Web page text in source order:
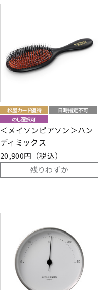
＜メイソンピアソン＞ハン
ディミックス
20,900円（税込）
残りわずか